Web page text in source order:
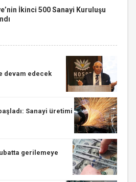
İkinci 500 Sanayi Kuruluşu
devam edecek
Sanayi üretimi
gerilemeye